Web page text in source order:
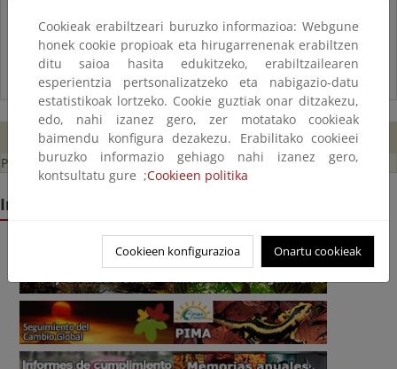
Enlaces relacionados
Programa de subvenciones
Información de interés
Cookieak erabiltzeari buruzko informazioa: Webgune
honek cookie propioak eta hirugarrenenak erabiltzen
ditu saioa hasita edukitzeko, erabiltzailearen
esperientzia pertsonalizatzeko eta nabigazio-datu
estatistikoak lortzeko. Cookie guztiak onar ditzakezu,
edo, nahi izanez gero, zer motatako cookieak
baimendu konfigura dezakezu. Erabilitako cookieei
buruzko informazio gehiago nahi izanez gero,
kontsultatu gure ;Cookieen politika
Cookieen konfigurazioa Onartu cookieak